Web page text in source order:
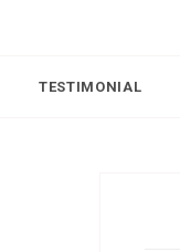
TESTIMONIAL